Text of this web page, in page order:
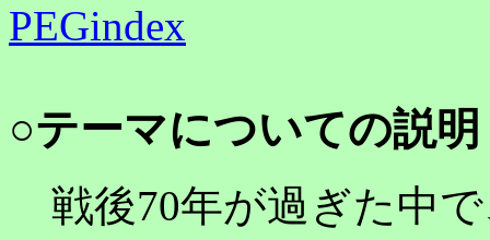
PEGindex
○テーマについての説明
戦後70年が過ぎた中